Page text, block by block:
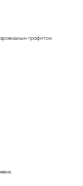
графитом